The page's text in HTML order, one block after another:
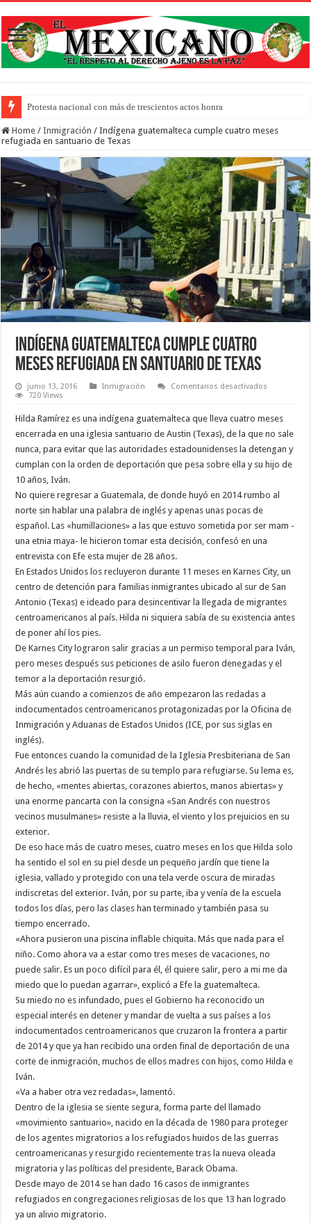
Protesta nacional con más de trescientos actos honra a inmigrantes muertos y
Home / Inmigración / Indígena guatemalteca cumple cuatro meses
refugiada en santuario de Texas
Indígena guatemalteca cumple cuatro
meses refugiada en santuario de Texas
junio 13, 2016 Inmigración Comentarios desactivados
cuatro
meses
refugiada
en
de
720 Views
Hilda Ramírez es una indígena guatemalteca que lleva cuatro meses
encerrada en una iglesia santuario de Austin (Texas), de la que no sale
nunca, para evitar que las autoridades estadounidenses la detengan y
cumplan con la orden de deportación que pesa sobre ella y su hijo de
10 años, Iván.
No quiere regresar a Guatemala, de donde huyó en 2014 rumbo al
norte sin hablar una palabra de inglés y apenas unas pocas de
español. Las «humillaciones» a las que estuvo sometida por ser mam -
una etnia maya- le hicieron tomar esta decisión, confesó en una
entrevista con Efe esta mujer de 28 años.
En Estados Unidos los recluyeron durante 11 meses en Karnes City, un
centro de detención para familias inmigrantes ubicado al sur de San
Antonio (Texas) e ideado para desincentivar la llegada de migrantes
centroamericanos al país. Hilda ni siquiera sabía de su existencia antes
de poner ahí los pies.
De Karnes City lograron salir gracias a un permiso temporal para Iván,
pero meses después sus peticiones de asilo fueron denegadas y el
temor a la deportación resurgió.
Más aún cuando a comienzos de año empezaron las redadas a
indocumentados centroamericanos protagonizadas por la Oficina de
Inmigración y Aduanas de Estados Unidos (ICE, por sus siglas en
inglés).
Fue entonces cuando la comunidad de la Iglesia Presbiteriana de San
Andrés les abrió las puertas de su templo para refugiarse. Su lema es,
de hecho, «mentes abiertas, corazones abiertos, manos abiertas» y
una enorme pancarta con la consigna «San Andrés con nuestros
vecinos musulmanes» resiste a la lluvia, el viento y los prejuicios en su
exterior.
De eso hace más de cuatro meses, cuatro meses en los que Hilda solo
ha sentido el sol en su piel desde un pequeño jardín que tiene la
iglesia, vallado y protegido con una tela verde oscura de miradas
indiscretas del exterior. Iván, por su parte, iba y venía de la escuela
todos los días, pero las clases han terminado y también pasa su
tiempo encerrado.
«Ahora pusieron una piscina inflable chiquita. Más que nada para el
niño. Como ahora va a estar como tres meses de vacaciones, no
puede salir. Es un poco difícil para él, él quiere salir, pero a mi me da
miedo que lo puedan agarrar», explicó a Efe la guatemalteca.
Su miedo no es infundado, pues el Gobierno ha reconocido un
especial interés en detener y mandar de vuelta a sus países a los
indocumentados centroamericanos que cruzaron la frontera a partir
de 2014 y que ya han recibido una orden final de deportación de una
corte de inmigración, muchos de ellos madres con hijos, como Hilda e
Iván.
«Va a haber otra vez redadas», lamentó.
Dentro de la iglesia se siente segura, forma parte del llamado
«movimiento santuario», nacido en la década de 1980 para proteger
de los agentes migratorios a los refugiados huidos de las guerras
centroamericanas y resurgido recientemente tras la nueva oleada
migratoria y las políticas del presidente, Barack Obama.
Desde mayo de 2014 se han dado 16 casos de inmigrantes
refugiados en congregaciones religiosas de los que 13 han logrado
ya un alivio migratorio.